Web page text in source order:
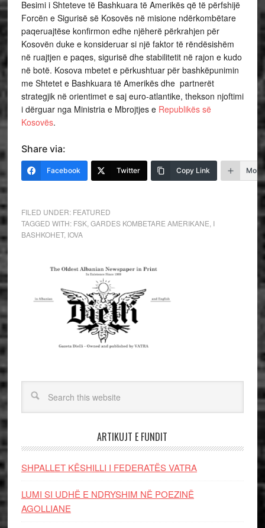
Besimi i Shteteve të Bashkuara të Amerikës që të përfshijë
Forcën e Sigurisë së Kosovës në misione ndërkombëtare
paqeruajtëse konfirmon edhe njëherë përkrahjen për
Kosovën duke e konsideruar si një faktor të rëndësishëm
në ruajtjen e paqes, sigurisë dhe stabilitetit në rajon e kudo
në botë. Kosova mbetet e përkushtuar për bashkëpunimin
me Shtetet e Bashkuara të Amerikës dhe partnerët
strategjik në orientimet e saj euro-atlantike, thekson njoftimi
i dërguar nga Ministria e Mbrojtjes e Republikës së
Kosovës.
Share via:
Facebook Twitter Copy Link More
FILED UNDER: FEATURED
TAGGED WITH: FSK, GARDES KOMBETARE AMERIKANE I
BASHKOHET, IOVA
ARTIKUJT E FUNDIT
SHPALLET KËSHILLI I FEDERATËS VATRA
LUMI SI UDHË E NDRYSHIM NË POEZINË
AGOLLIANE